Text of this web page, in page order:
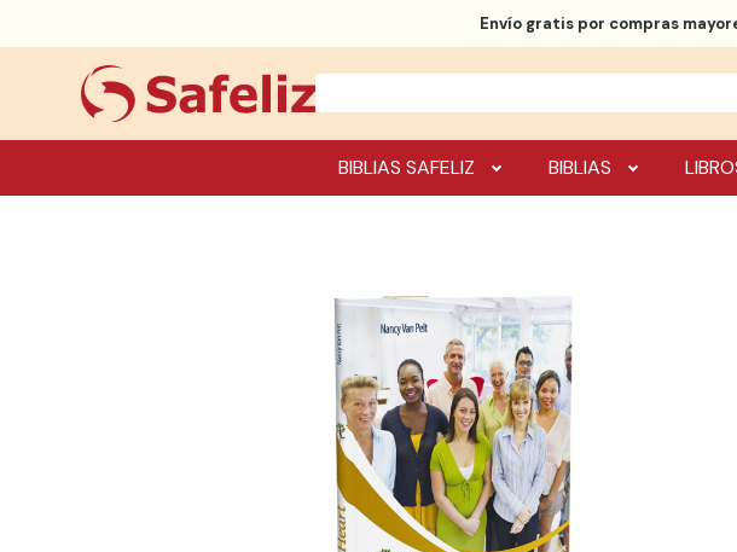
Envío gratispor compras
BIBLIAS SAFELIZ BIBLIAS